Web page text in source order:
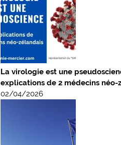
La virologie est une
explications de 2 médecins néo-
02/04/2026